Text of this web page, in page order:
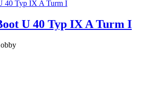
U 40 Typ IX A Turm I